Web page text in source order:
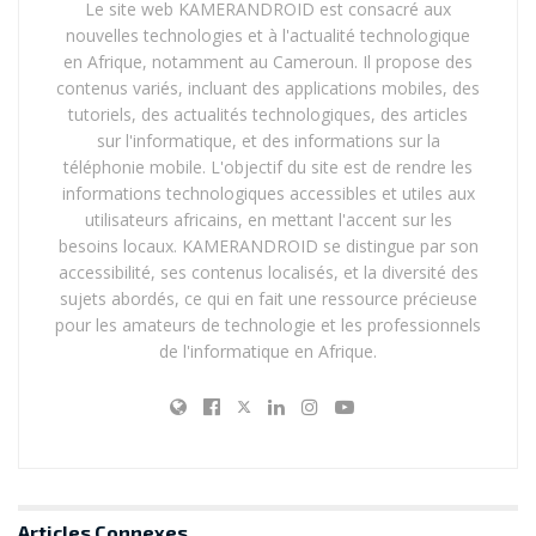
réduire les coûts opérationnels. En combinant leurs
efforts, les deux entreprises peuvent réaliser des
économies d’échelle, notamment en termes de
maintenance et d’expansion des réseaux. Cette
synergie financière est essentielle pour maintenir des
tarifs abordables pour les consommateurs tout en
assurant un service de qualité.
Les Impacts Prévisibles
Extension des Réseaux :
La mutualisation des opérations permettra à Camtel et
couverture des services de télécommunications et de
Le site web KAMERANDROID est consacré aux
nouvelles technologies et à l'actualité technologique
en Afrique, notamment au Cameroun. Il propose des
contenus variés, incluant des applications mobiles, des
tutoriels, des actualités technologiques, des articles
sur l'informatique, et des informations sur la
téléphonie mobile. L'objectif du site est de rendre les
informations technologiques accessibles et utiles aux
utilisateurs africains, en mettant l'accent sur les
besoins locaux. KAMERANDROID se distingue par son
accessibilité, ses contenus localisés, et la diversité des
sujets abordés, ce qui en fait une ressource précieuse
pour les amateurs de technologie et les professionnels
de l'informatique en Afrique.